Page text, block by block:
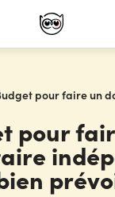
pour